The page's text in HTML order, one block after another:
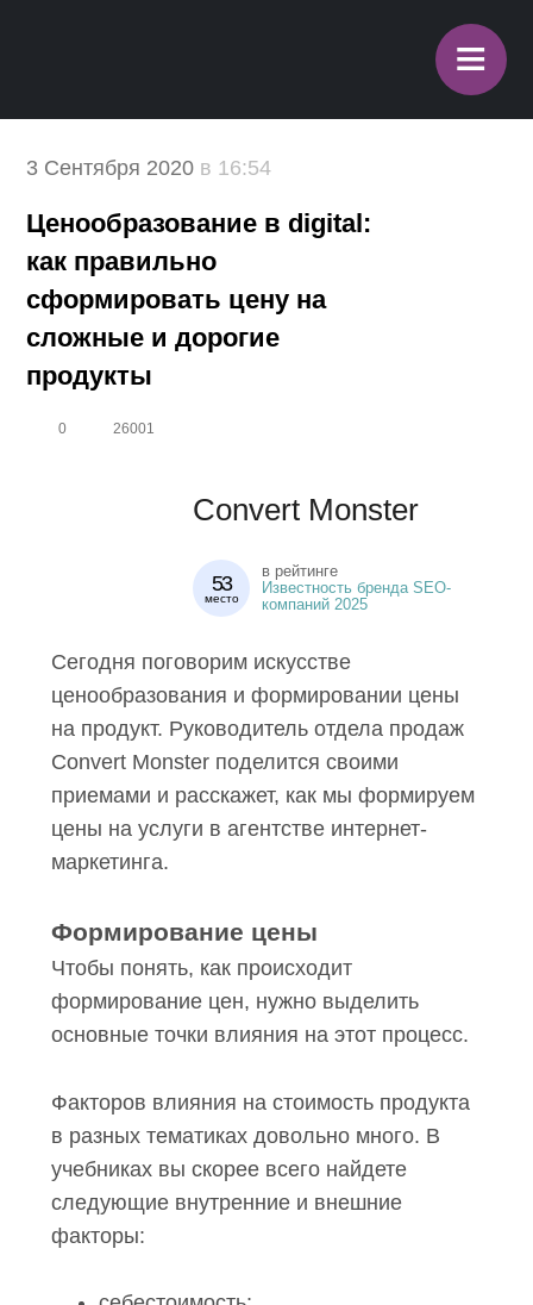
≡
3 Сентября 2020 в 16:54
Ценообразование в digital:
как правильно
сформировать цену на
сложные и дорогие
продукты
0 26001
Convert Monster
53
место
в рейтинге
Известность бренда SEO-
компаний 2025
Сегодня поговорим искусстве
ценообразования и формировании
цены на продукт. Руководитель отдела
продаж Convert Monster поделится
своими приемами и расскажет, как мы
формируем цены на услуги в агентстве
интернет-маркетинга.
Формирование цены
Чтобы понять, как происходит
формирование цен, нужно выделить
основные точки влияния на этот
Факторов влияния на стоимость
продукта в разных тематиках довольно
много. В учебниках вы скорее всего
найдете следующие внутренние и